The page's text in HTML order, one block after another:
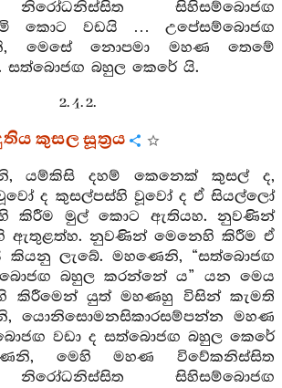
නිරෝධනිස්සිත සිහිසම්බොජඟ
කොට වඩයි … උපේසම්බොජඟ
මෙසේ නොපමා මහණ තෙමේ
සත්බොජඟ බහුල කෙරේ යි.
2. 4. 2.
කුසල සූත්‍රය
යම්කිසි දහම් කෙනෙක් කුසල් ද,
ද කුසල්පස්හි වූවෝ ද ඒ සියල්ලෝ
කිරීම මුල් කොට ඇතියහ. නුවණින්
ඇතුළත්හ. නුවණින් මෙනෙහි කිරීම ඒ
කියනු ලැබේ. මහණෙනි, “සත්බොජඟ
බහුල කරන්නේ ය” යන මෙය
කිරීමෙන් යුත් මහණහු විසින් කැමති
යොනිසොමනසිකාරසම්පන්න මහණ
වඩා ද සත්බොජඟ බහුල කෙරේ
මෙහි මහණ විවේකනිස්සිත
නිරෝධනිස්සිත සිහිසම්බොජඟ